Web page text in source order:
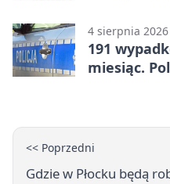
4 sierpnia 2026
191
miesiąc.
<< Poprzedni
Gdzie w Płocku będą